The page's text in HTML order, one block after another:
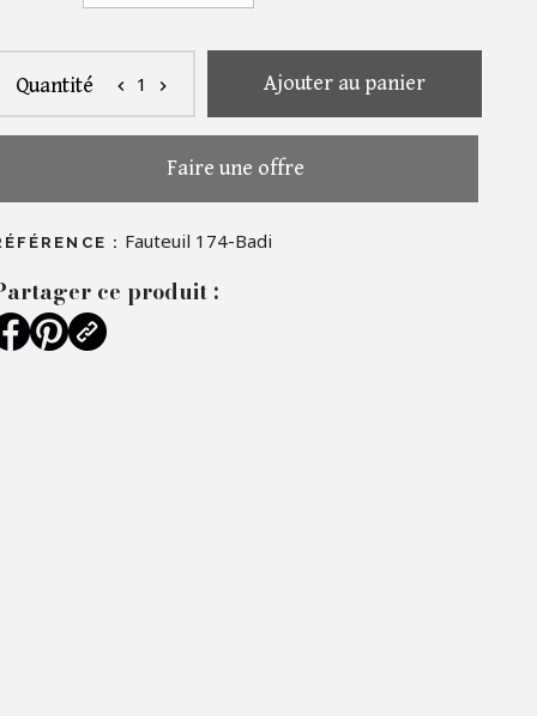
Quantité chevron_left 1 chevron_right Ajouter au panier
Faire une offre
: Fauteuil 174-Badi
ce produit :